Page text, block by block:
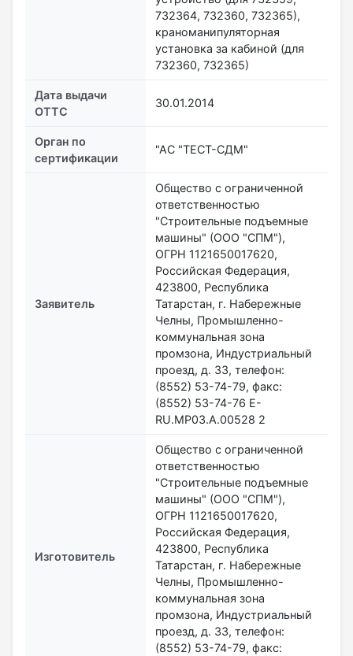
732364, 732360, 732365),
краноманипуляторная
установка за кабиной (для
732360, 732365)
Дата выдачи
ОТТС
30.01.2014
Орган по
сертификации
"АС "ТЕСТ-СДМ"
Заявитель
Общество с ограниченной
ответственностью
"Строительные подъемные
машины" (ООО "СПМ"),
ОГРН 1121650017620,
Российская Федерация,
423800, Республика
Татарстан, г. Набережные
Челны, Промышленно-
коммунальная зона
промзона, Индустриальный
проезд, д. 33, телефон:
(8552) 53-74-79, факс:
(8552) 53-74-76 E-
RU.MP03.А.00528 2
Изготовитель
Общество с ограниченной
ответственностью
"Строительные подъемные
машины" (ООО "СПМ"),
ОГРН 1121650017620,
Российская Федерация,
423800, Республика
Татарстан, г. Набережные
Челны, Промышленно-
коммунальная зона
промзона, Индустриальный
проезд, д. 33, телефон:
(8552) 53-74-79, факс: